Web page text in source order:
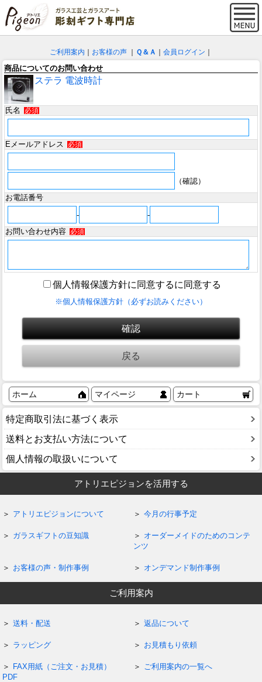
ご利用案内 お客様の声 Ｑ＆Ａ 会員ログイン
商品についてのお問い合わせ
ステラ 電波時計
氏名 必須
Eメールアドレス 必須
（確認）
お電話番号
-
-
お問い合わせ内容
必須
個人情報保護方針に同意するに同意する
※個人情報保護方針（必ずお読みください）
ホーム マイページ カート
特定商取引法に基づく表示
送料とお支払い方法について
個人情報の取扱いについて
アトリエピジョンを活用する
アトリエピジョンについて 今月の行事予定
ガラスギフトの豆知識
オーダーメイドのためのコンテ
ンツ
お客様の声・制作事例 オンデマンド制作事例
ご利用案内
送料・配送 返品について
ラッピング お見積もり依頼
FAX用紙（ご注文・お見積）
PDF
ご利用案内の一覧へ